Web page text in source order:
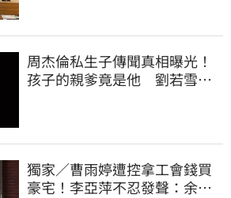
周杰倫私生子傳聞真相曝光！
孩子的親爹竟是他 劉若雪閨
獨家／曹雨婷遭控拿工會錢買
豪宅！李亞萍不忍發聲：余天